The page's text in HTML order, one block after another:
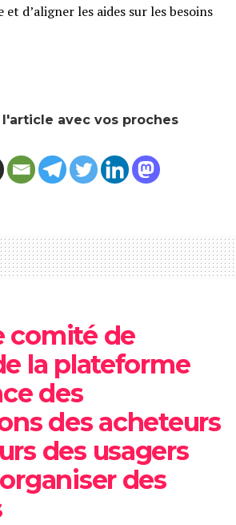
d’aligner les aides sur les besoins
avec vos proches
comité de
la plateforme
des
des acheteurs
des usagers
des